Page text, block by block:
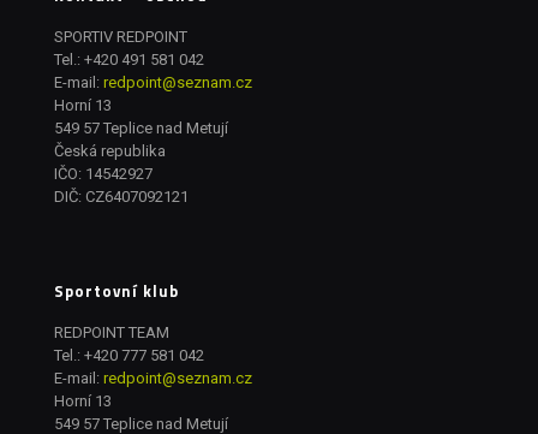
SPORTIV REDPOINT
Tel.: +420 491 581 042
E-mail: redpoint@seznam.cz
Horní 13
549 57 Teplice nad Metují
Česká republika
IČO: 14542927
DIČ: CZ6407092121
Sportovní klub
REDPOINT TEAM
Tel.: +420 777 581 042
E-mail: redpoint@seznam.cz
Horní 13
549 57 Teplice nad Metují